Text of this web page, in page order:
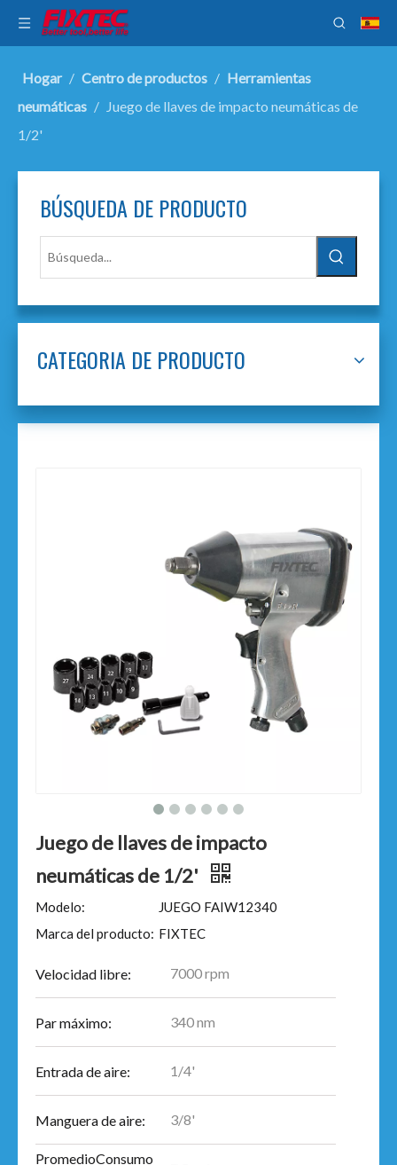
Hogar / Centro de productos / Herramientas
neumáticas / Juego de llaves de impacto neumáticas de
1/2'
BÚSQUEDA DE PRODUCTO
CATEGORIA DE PRODUCTO
Juego de llaves de impacto
neumáticas de 1/2'
Modelo:
JUEGO FAIW12340
Marca del producto: FIXTEC
Velocidad libre: 7000 rpm
Par máximo: 340 nm
Entrada de aire: 1/4'
Manguera de aire: 3/8'
PromedioConsumo